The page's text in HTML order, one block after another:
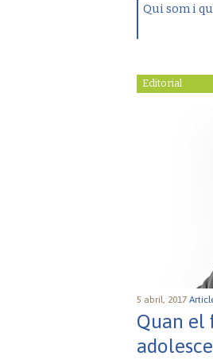
Qui som i
Editorial
5 abril, 2017
Quan